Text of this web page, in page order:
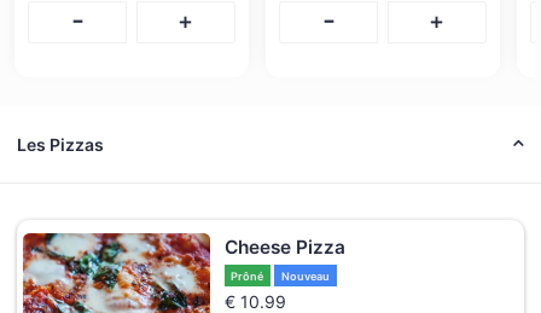
- + - +
Les Pizzas
Cheese Pizza
Prôné Nouveau
€ 10.99